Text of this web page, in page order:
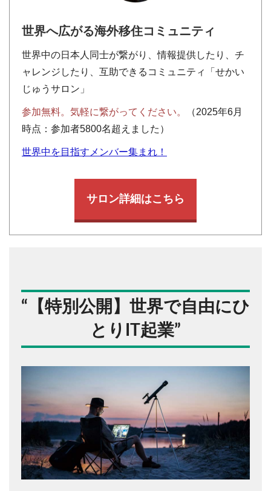
世界へ広がる海外移住コミュニティ
世界中の日本人同士が繋がり、情報提供したり、チ
ャレンジしたり、互助できるコミュニティ「せかい
じゅうサロン」
参加無料。気軽に繋がってください。
（2025年6月
時点：参加者5800名超えました）
世界中を目指すメンバー集まれ！
サロン詳細はこちら
“ 【特別公開】世界で自由にひ
とりIT起業”